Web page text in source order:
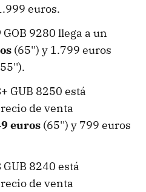
euros.
GOB 9280 llega a un
(65'') y 1.799 euros
GUB 8250 está
de venta
euros (65'') y 799 euros
GUB 8240 está
de venta